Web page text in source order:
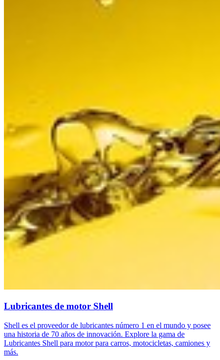
Lubricantes de motor Shell
Shell es el proveedor de lubricantes número 1 en el mundo y posee
una historia de 70 años de innovación. Explore la gama de
Lubricantes Shell para motor para carros, motocicletas, camiones y
más.